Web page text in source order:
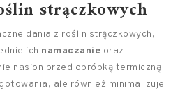
strączkowych
dania z roślin strączkowych,
ich namaczanie oraz
nasion przed obróbką termiczną
ale również minimalizuje